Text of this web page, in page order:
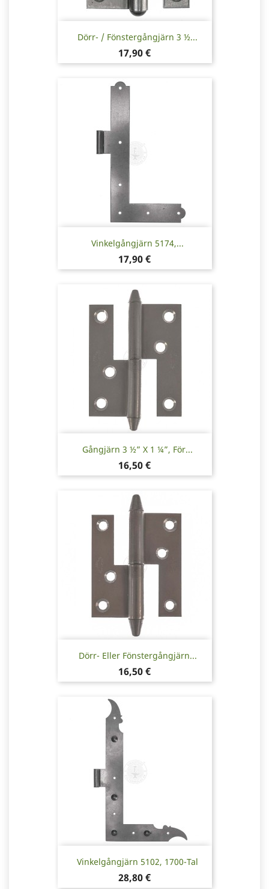
Dörr- / Fönstergångjärn 3 ½...
Pris
17,90 €
Vinkelgångjärn 5174,...
Pris
17,90 €
Gångjärn 3 ½” X 1 ¼”, För...
Pris
16,50 €
Dörr- Eller Fönstergångjärn...
Pris
16,50 €
Vinkelgångjärn 5102, 1700-Tal
Pris
28,80 €